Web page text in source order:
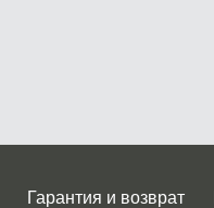
Гарантия и возврат